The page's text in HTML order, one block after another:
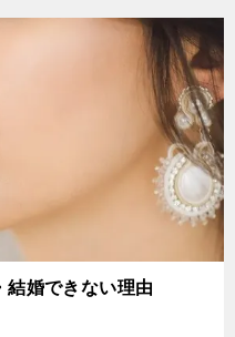
結婚できない理由